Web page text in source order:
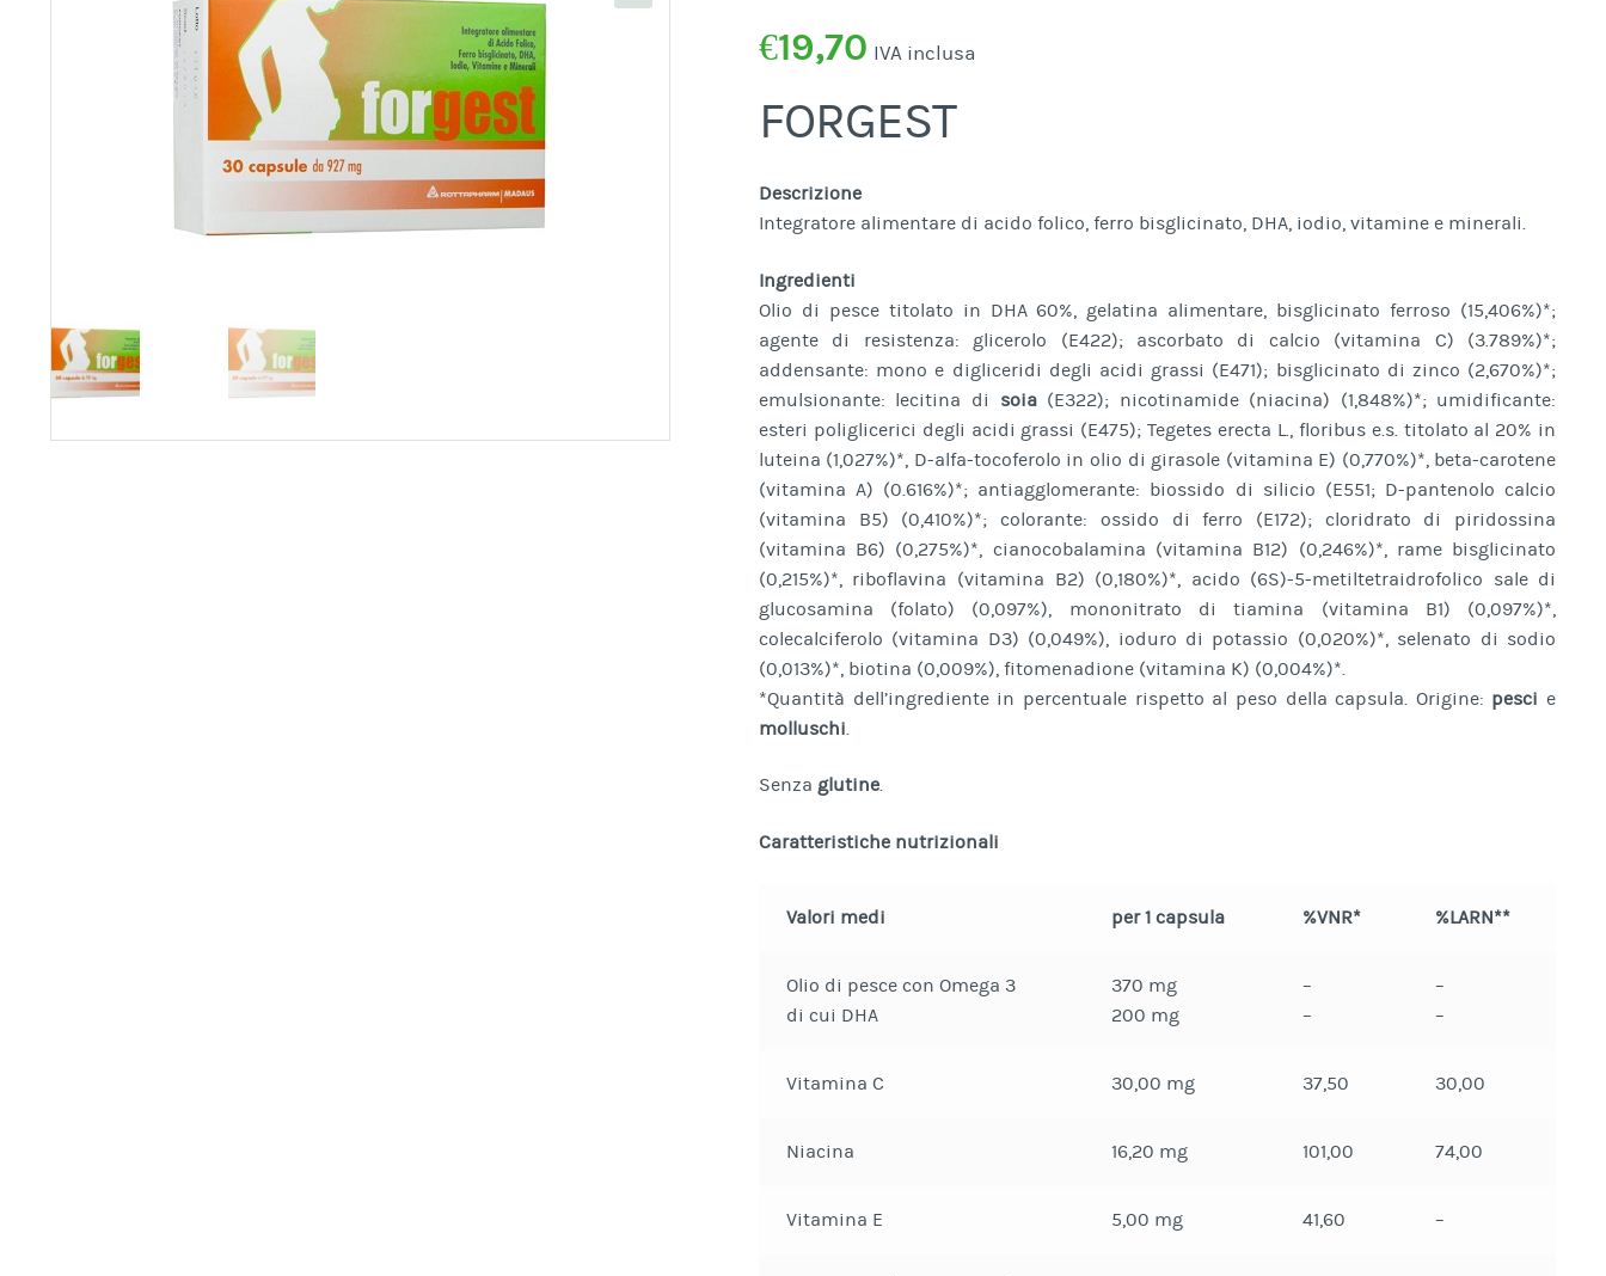
€19,70 IVA inclusa
FORGEST
Descrizione
Integratore alimentare di acido folico, ferro bisglicinato, DHA, iodio, vitamine e minerali.
Ingredienti
Olio di pesce titolato in DHA 60%, gelatina alimentare, bisglicinato ferroso (15,406%)*;
agente di resistenza: glicerolo (E422); ascorbato di calcio (vitamina C) (3.789%)*;
addensante: mono e digliceridi degli acidi grassi (E471); bisglicinato di zinco (2,670%)*;
emulsionante: lecitina di soia(E322); nicotinamide (niacina) (1,848%)*; umidificante:
esteri poliglicerici degli acidi grassi (E475); Tegetes erecta L., floribus e.s. titolato al 20% in
luteina (1,027%)*, D-alfa-tocoferolo in olio di girasole (vitamina E) (0,770%)*, beta-carotene
(vitamina A) (0.616%)*; antiagglomerante: biossido di silicio (E551; D-pantenolo calcio
(vitamina B5) (0,410%)*; colorante: ossido di ferro (E172); cloridrato di piridossina
(vitamina B6) (0,275%)*, cianocobalamina (vitamina B12) (0,246%)*, rame bisglicinato
(0,215%)*, riboflavina (vitamina B2) (0,180%)*, acido (6S)-5-metiltetraidrofolico sale di
glucosamina (folato) (0,097%), mononitrato di tiamina (vitamina B1) (0,097%)*,
colecalciferolo (vitamina D3) (0,049%), ioduro di potassio (0,020%)*, selenato di sodio
(0,013%)*, biotina (0,009%), fitomenadione (vitamina K) (0,004%)*.
*Quantità dell’ingrediente in percentuale rispetto al peso della capsula. Origine: pesci e
molluschi
Senza glutine.
Caratteristiche nutrizionali
Valori medi per 1 capsula %VNR* %LARN**
Olio di pesce con Omega 3
di cui DHA
370 mg
200 mg
–
–
–
–
Vitamina C 30,00 mg 37,50 30,00
Niacina 16,20 mg 101,00 74,00
Vitamina E 5,00 mg 41,60 –